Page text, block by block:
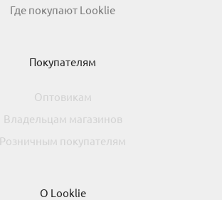
Где покупают Looklie
Покупателям
Оптовикам
Владельцам магазинов
Розничным покупателям
О Looklie